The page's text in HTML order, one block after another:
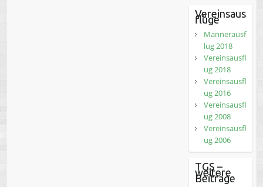
Vereinsaus
flüge
Männerausf
lug 2018
Vereinsausfl
ug 2018
Vereinsausfl
ug 2016
Vereinsausfl
ug 2008
Vereinsausfl
ug 2006
TGS –
weitere
Beiträge